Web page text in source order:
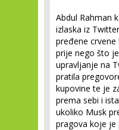
Abdul Rahman
izlaska iz
pređene
prije nego što
upravljanje na
pratila
kupovine te je
prema sebi i
ukoliko Musk
pragova koje je